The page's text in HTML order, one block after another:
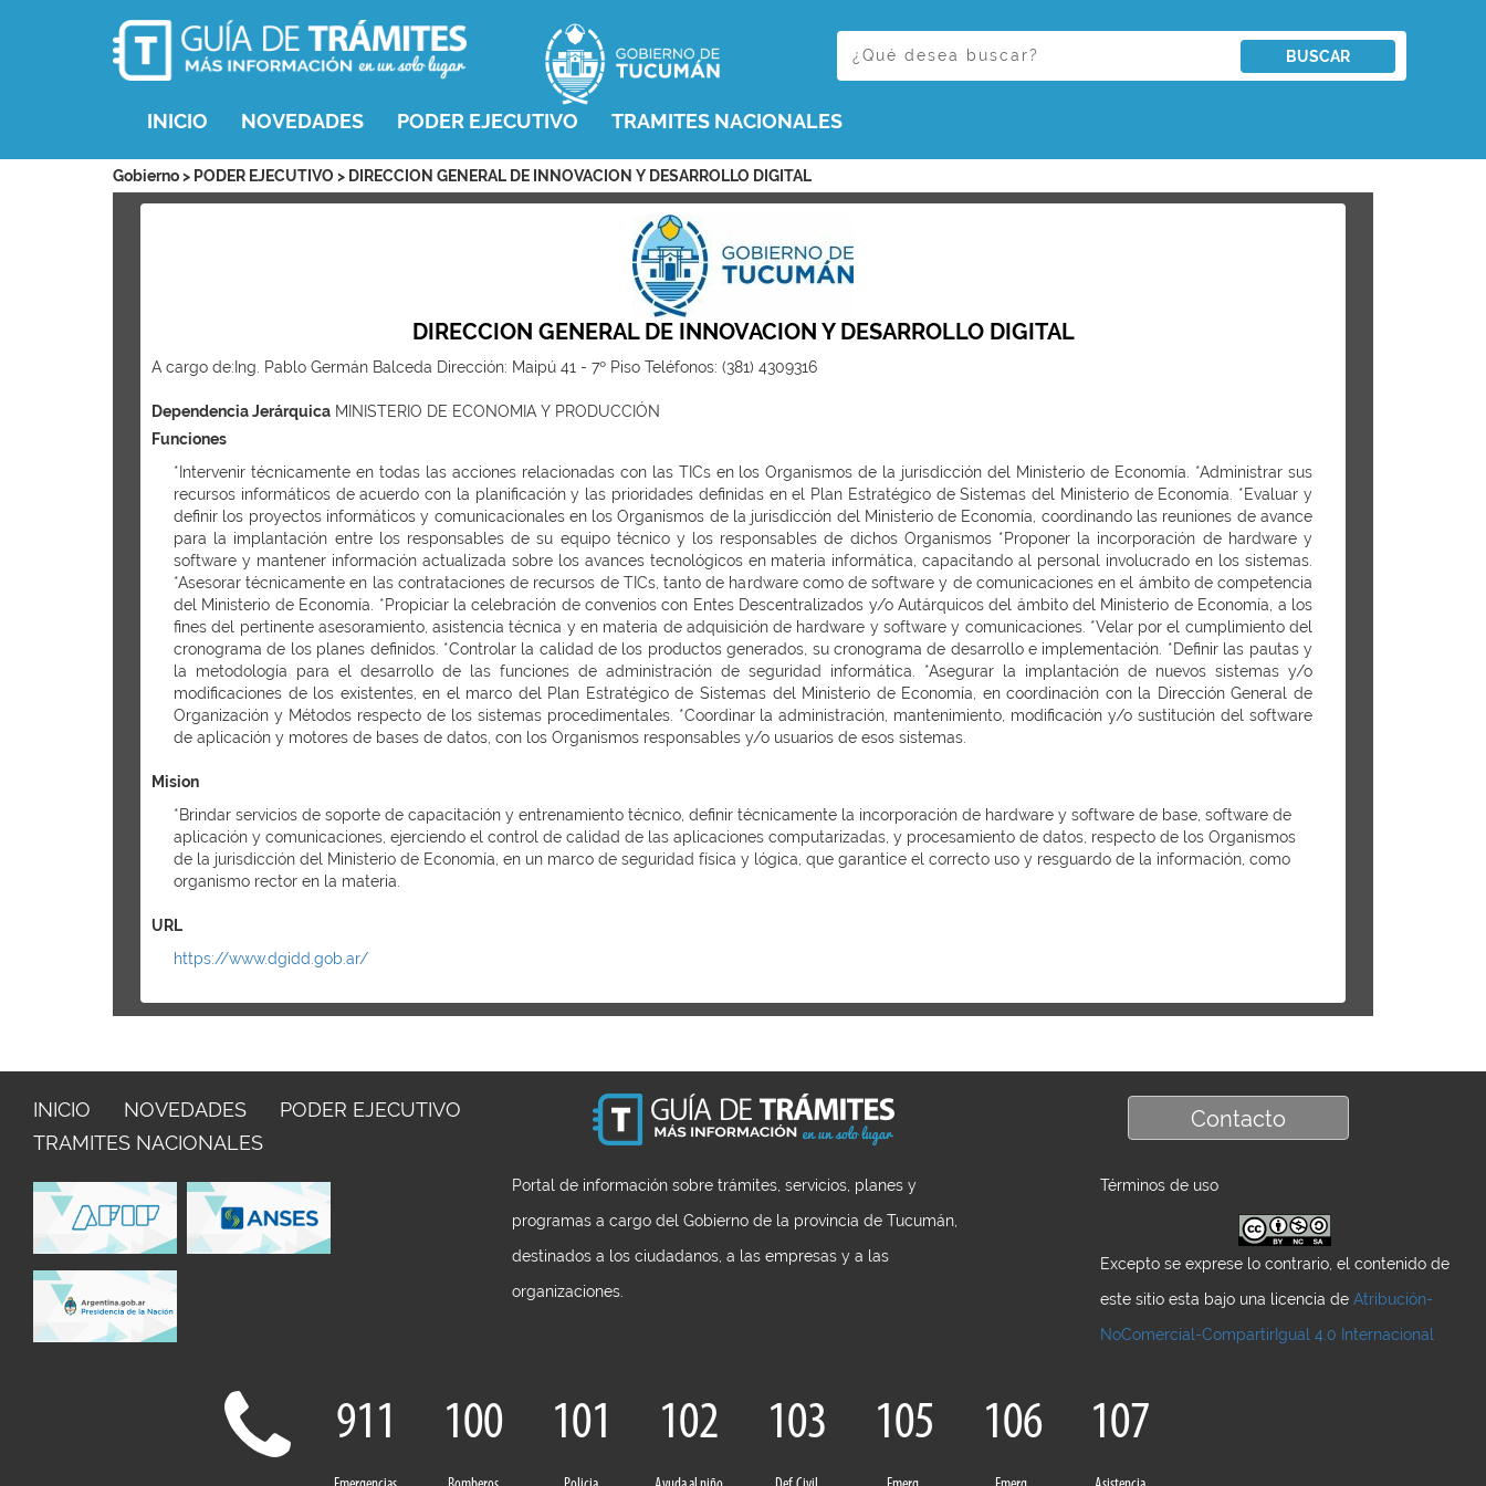
BUSCAR
INICIO NOVEDADES PODER EJECUTIVO TRAMITES NACIONALES
Gobierno > PODER EJECUTIVO > DIRECCION GENERAL DE INNOVACION Y DESARROLLO DIGITAL
DIRECCION GENERAL DE INNOVACION Y DESARROLLO DIGITAL
A cargo de:Ing. Pablo Germán Balceda Dirección: Maipú 41 - 7º Piso Teléfonos: (381) 4309316
Dependencia Jerárquica MINISTERIO DE ECONOMIA Y PRODUCCIÓN
Funciones
*Intervenir técnicamente en todas las acciones relacionadas con las TICs en los Organismos de la jurisdicción del Ministerio de Economía. *Administrar sus
recursos informáticos de acuerdo con la planificación y las prioridades definidas en el Plan Estratégico de Sistemas del Ministerio de Economía. *Evaluar y
definir los proyectos informáticos y comunicacionales en los Organismos de la jurisdicción del Ministerio de Economía, coordinando las reuniones de avance
para la implantación entre los responsables de su equipo técnico y los responsables de dichos Organismos *Proponer la incorporación de hardware y
software y mantener información actualizada sobre los avances tecnológicos en materia informática, capacitando al personal involucrado en los sistemas.
*Asesorar técnicamente en las contrataciones de recursos de TICs, tanto de hardware como de software y de comunicaciones en el ámbito de competencia
del Ministerio de Economía. *Propiciar la celebración de convenios con Entes Descentralizados y/o Autárquicos del ámbito del Ministerio de Economía, a los
fines del pertinente asesoramiento, asistencia técnica y en materia de adquisición de hardware y software y comunicaciones. *Velar por el cumplimiento del
cronograma de los planes definidos. *Controlar la calidad de los productos generados, su cronograma de desarrollo e implementación. *Definir las pautas y
la metodología para el desarrollo de las funciones de administración de seguridad informática. *Asegurar la implantación de nuevos sistemas y/o
modificaciones de los existentes, en el marco del Plan Estratégico de Sistemas del Ministerio de Economía, en coordinación con la Dirección General de
Organización y Métodos respecto de los sistemas procedimentales. *Coordinar la administración, mantenimiento, modificación y/o sustitución del software
de aplicación y motores de bases de datos, con los Organismos responsables y/o usuarios de esos sistemas.
Mision
*Brindar servicios de soporte de capacitación y entrenamiento técnico, definir técnicamente la incorporación de hardware y software de base, software de
aplicación y comunicaciones, ejerciendo el control de calidad de las aplicaciones computarizadas, y procesamiento de datos, respecto de los Organismos
de la jurisdicción del Ministerio de Economía, en un marco de seguridad física y lógica, que garantice el correcto uso y resguardo de la información, como
organismo rector en la materia.
URL
https://www.dgidd.gob.ar/
INICIO NOVEDADES
PODER EJECUTIVO
TRAMITES NACIONALES
Portal de información sobre trámites, servicios, planes y
programas a cargo del Gobierno de la provincia de Tucumán,
destinados a los ciudadanos, a las empresas y a las
organizaciones.
Contacto
Términos de uso
Excepto se exprese lo contrario, el contenido de
este sitio esta bajo una licencia de Atribución-
NoComercial-CompartirIgual 4.0 Internacional
911 100 101 102 103 105 106 107